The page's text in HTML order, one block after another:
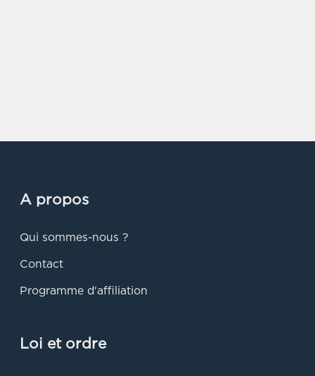
A propos
Qui sommes-nous ?
Contact
Programme d'affiliation
Loi et ordre